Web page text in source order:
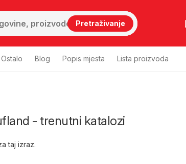
Pretraživanje
Ostalo Blog Popis mjesta Lista proizvoda
- trenutni katalozi
taj izraz.